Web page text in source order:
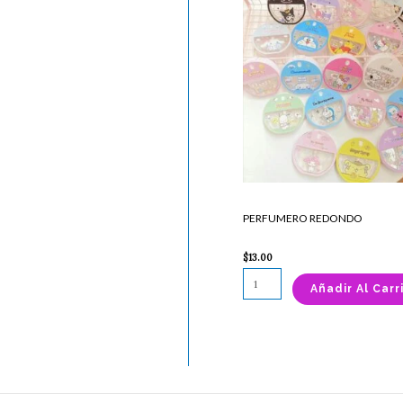
PERFUMERO REDONDO
$13.00
REDONDO
cantidad
Añadir Al